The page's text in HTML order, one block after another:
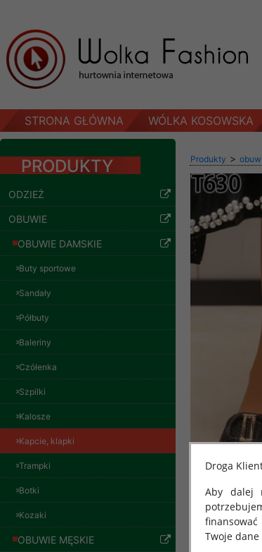
STRONA GŁÓWNA WÓLKA KOSOWSKA
PRODUKTY
ODZIEŻ
OBUWIE
OBUWIE DAMSKIE
Buty sportowe
Sandały
Półbuty
Baleriny
Czółenka
Szpilki
Kalosze
Kapcie, klapki
Trampki
Botki
Kozaki
OBUWIE MĘSKIE
Bluzy damskie Roz
Paczka 10 szt
szczegóły
Produkty >
Droga
Aby dalej
Twoje